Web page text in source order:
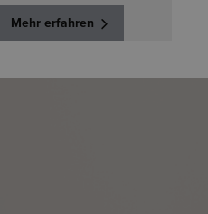
Mehr erfahren